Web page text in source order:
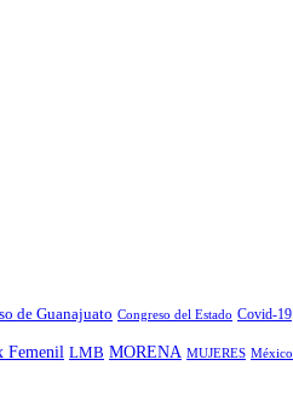
de Guanajuato Congreso del Estado Covid-19
Femenil LMB MORENA MUJERES México